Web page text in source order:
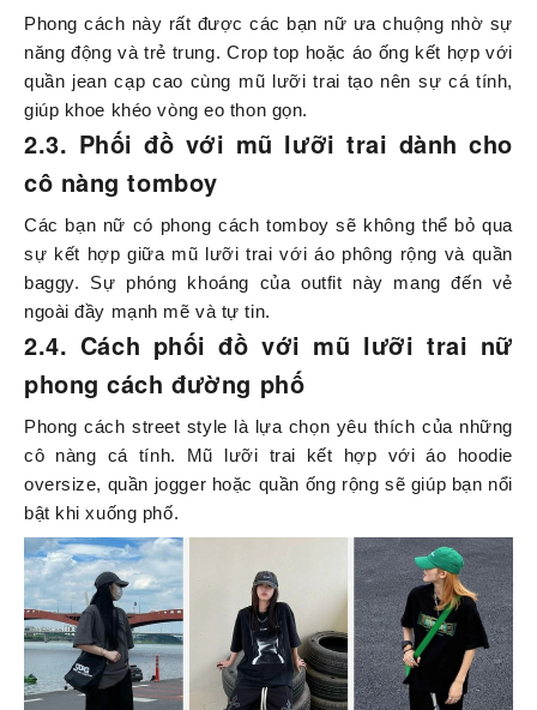
Phong cách này rất được các bạn nữ ưa chuộng nhờ sự
năng động và trẻ trung. Crop top hoặc áo ống kết hợp với
quần jean cạp cao cùng mũ lưỡi trai tạo nên sự cá tính,
giúp khoe khéo vòng eo thon gọn.
2.3. Phối đồ với mũ lưỡi trai dành cho
cô nàng tomboy
Các bạn nữ có phong cách tomboy sẽ không thể bỏ qua
sự kết hợp giữa mũ lưỡi trai với áo phông rộng và quần
baggy. Sự phóng khoáng của outfit này mang đến vẻ
ngoài đầy mạnh mẽ và tự tin.
2.4. Cách phối đồ với mũ lưỡi trai nữ
phong cách đường phố
Phong cách street style là lựa chọn yêu thích của những
cô nàng cá tính. Mũ lưỡi trai kết hợp với áo hoodie
oversize, quần jogger hoặc quần ống rộng sẽ giúp bạn nổi
bật khi xuống phố.